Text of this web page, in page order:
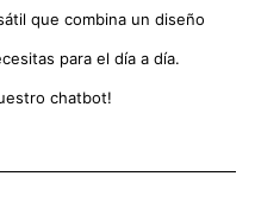
que combina un diseño
para el día a día.
chatbot!